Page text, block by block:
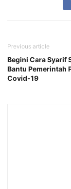
Previous article
Begini Cara Syarif
Bantu Pemerintah
Covid-19